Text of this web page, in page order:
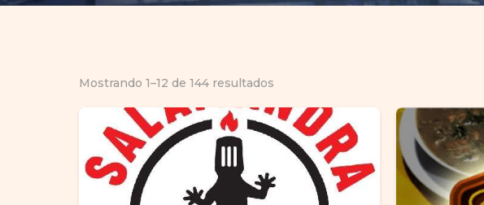
Mostrando 1–12 de 144 resultados